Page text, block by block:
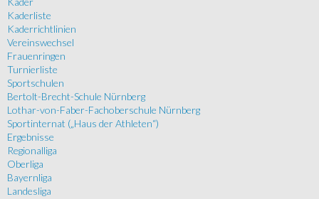
Kaderliste
Kaderrichtlinien
Vereinswechsel
Frauenringen
Turnierliste
Sportschulen
Bertolt-Brecht-Schule Nürnberg
Lothar-von-Faber-Fachoberschule Nürnberg
Sportinternat („Haus der Athleten“)
Ergebnisse
Regionalliga
Oberliga
Bayernliga
Landesliga